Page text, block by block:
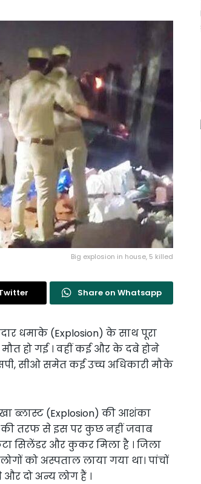
Big explosion in house, 5 killed
Share on Whatsapp
धमाके (Explosion) के साथ पूरा
हो गई । वहीं कई और के दबे होने
सीओ समेत कई उच्च अधिकारी मौके
ब्लास्ट (Explosion) की आशंका
की तरफ से इस पर कुछ नहीं जवाब
सिलेंडर और कुकर मिला है । जिला
को अस्पताल लाया गया था। पांचों
दो अन्य लोग हैं ।